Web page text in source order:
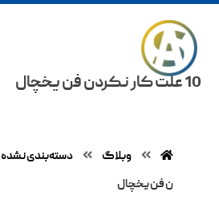
10 علت کار نکردن فن یخچال
وبلاگ دسته‌بندی نشده
ن فن یخچال